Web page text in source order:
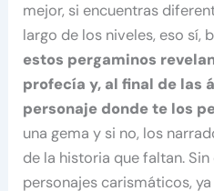
mejor, si encuentras
largo de los niveles, eso sí,
estos pergaminos
profecía y, al final de las
personaje donde te los
una gema y si no, los
de la historia que faltan.
personajes carismáticos,